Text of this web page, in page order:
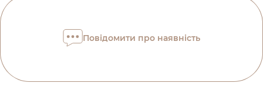
Оплата частинами Приватбанк
Оплату можна розділити на 2 або 3 платежі. Без
Повідомити про наявність